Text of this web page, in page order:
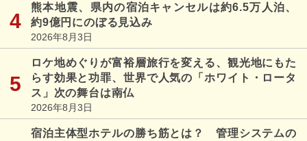
熊本地震、県内の宿泊キャンセルは約6.5万人泊、
約9億円にのぼる見込み
2026年8月3日
ロケ地めぐりが富裕層旅行を変える、観光地にもた
らす効果と功罪、世界で人気の「ホワイト・ロータ
ス」次の舞台は南仏
2026年8月3日
宿泊主体型ホテルの勝ち筋とは？ 管理システムの